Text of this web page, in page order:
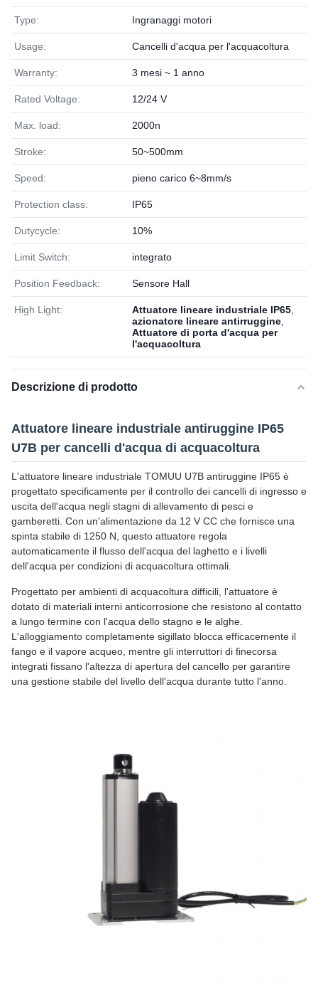
Type: Ingranaggi motori
Usage: Cancelli d'acqua per l'acquacoltura
Warranty: 3 mesi ~ 1 anno
Rated Voltage: 12/24 V
Max. load: 2000n
Stroke: 50~500mm
Speed: pieno carico 6~8mm/s
Protection class: IP65
Dutycycle: 10%
Limit Switch: integrato
Position Feedback: Sensore Hall
High Light: Attuatore lineare industriale IP65
azionatore lineare antirruggine
Attuatore di porta d'acqua per
l'acquacoltura
Descrizione di prodotto
Attuatore lineare industriale antiruggine IP65
U7B per cancelli d'acqua di acquacoltura
L'attuatore lineare industriale TOMUU U7B antiruggine IP65 è
progettato specificamente per il controllo dei cancelli di ingresso e
uscita dell'acqua negli stagni di allevamento di pesci e
gamberetti. Con un'alimentazione da 12 V CC che fornisce una
spinta stabile di 1250 N, questo attuatore regola
automaticamente il flusso dell'acqua del laghetto e i livelli
dell'acqua per condizioni di acquacoltura ottimali.
Progettato per ambienti di acquacoltura difficili, l'attuatore è
dotato di materiali interni anticorrosione che resistono al contatto
a lungo termine con l'acqua dello stagno e le alghe.
L'alloggiamento completamente sigillato blocca efficacemente il
fango e il vapore acqueo, mentre gli interruttori di finecorsa
integrati fissano l'altezza di apertura del cancello per garantire
una gestione stabile del livello dell'acqua durante tutto l'anno.